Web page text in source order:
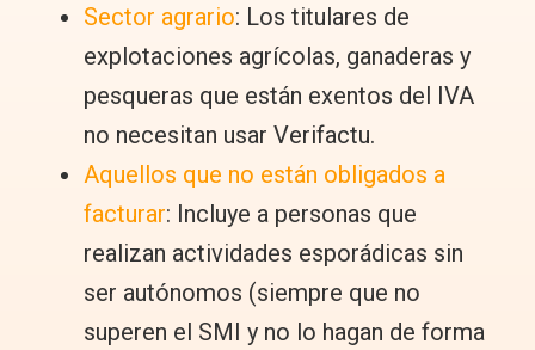
Sector agrario: Los titulares de
explotaciones agrícolas, ganaderas y
pesqueras que están exentos del IVA
no necesitan usar Verifactu.
Aquellos que no están obligados a
facturar: Incluye a personas que
realizan actividades esporádicas sin
ser autónomos (siempre que no
superen el SMI y no lo hagan de forma